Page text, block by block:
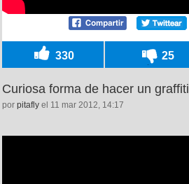
330 25
Curiosa forma de hacer un graffiti
por pitafly el 11 mar 2012, 14:17